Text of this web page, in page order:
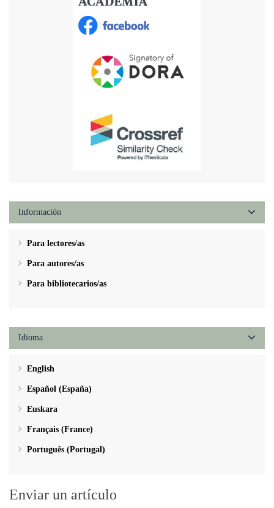
Información
Para lectores/as
Para autores/as
Para bibliotecarios/as
Idioma
English
Español (España)
Euskara
Français (France)
Português (Portugal)
Enviar un artículo